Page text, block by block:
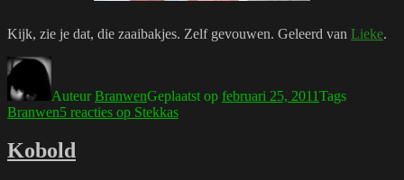
Kijk, zie je dat, die zaaibakjes. Zelf gevouwen. Geleerd van Lieke.
AuteurBranwenGeplaatst op februari 25, 2011Tags
Branwen5 reacties op Stekkas
Kobold